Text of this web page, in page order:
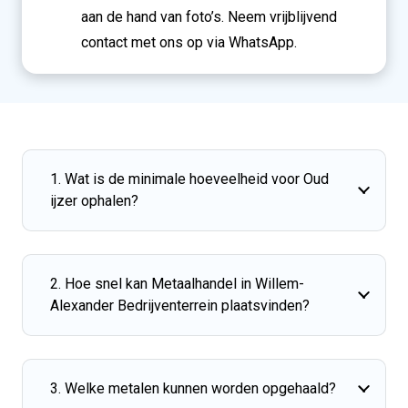
aan de hand van foto’s. Neem vrijblijvend
contact met ons op via WhatsApp.
1. Wat is de minimale hoeveelheid voor Oud
ijzer ophalen?
2. Hoe snel kan Metaalhandel in Willem-
Alexander Bedrijventerrein plaatsvinden?
3. Welke metalen kunnen worden opgehaald?